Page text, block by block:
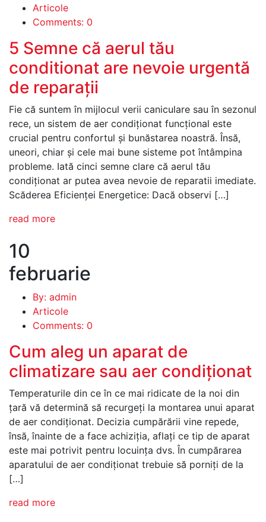
Articole
Comments: 0
5 Semne că aerul tău
conditionat are nevoie urgentă
de reparații
Fie că suntem în mijlocul verii caniculare sau în sezonul
rece, un sistem de aer condiționat funcțional este
crucial pentru confortul și bunăstarea noastră. Însă,
uneori, chiar și cele mai bune sisteme pot întâmpina
probleme. Iată cinci semne clare că aerul tău
condiționat ar putea avea nevoie de reparatii imediate.
Scăderea Eficienței Energetice: Dacă observi […]
read more
10
februarie
By: admin
Articole
Comments: 0
Cum aleg un aparat de
climatizare sau aer condiționat
Temperaturile din ce în ce mai ridicate de la noi din
țară vă determină să recurgeţi la montarea unui aparat
de aer condiţionat. Decizia cumpărării vine repede,
însă, înainte de a face achiziţia, aflaţi ce tip de aparat
este mai potrivit pentru locuinţa dvs. În cumpărarea
aparatului de aer condiţionat trebuie să porniţi de la
[…]
read more